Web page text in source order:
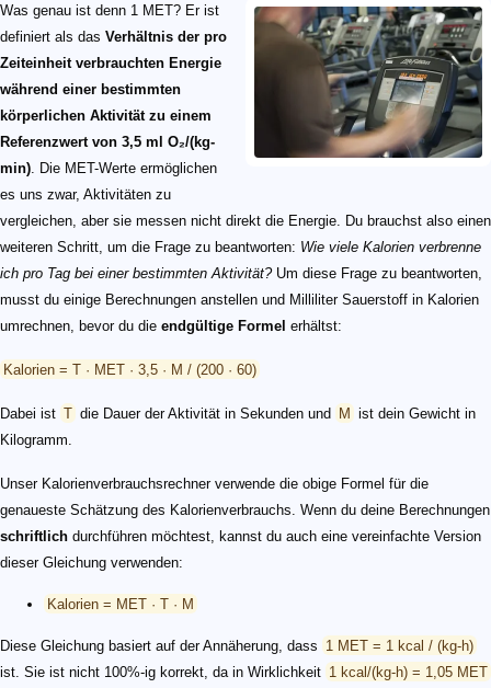
Was genau ist denn 1 MET? Er ist
definiert als das Verhältnis der pro
Zeiteinheit verbrauchten Energie
während einer bestimmten
körperlichen Aktivität zu einem
Referenzwert von 3,5 ml O₂/(kg-
min) . Die MET-Werte ermöglichen
es uns zwar, Aktivitäten zu
vergleichen, aber sie messen nicht direkt die Energie. Du brauchst also einen
weiteren Schritt, um die Frage zu beantworten: Wie viele Kalorien verbrenne
ich pro Tag bei einer bestimmten Aktivität?Um diese Frage zu beantworten,
musst du einige Berechnungen anstellen und Milliliter Sauerstoff in Kalorien
umrechnen, bevor du die endgültige Formel erhältst:
Kalorien = T · MET · 3,5 · M / (200 · 60)
Dabei ist T die Dauer der Aktivität in Sekunden und M ist dein Gewicht in
Kilogramm.
Unser Kalorienverbrauchsrechner verwende die obige Formel für die
genaueste Schätzung des Kalorienverbrauchs. Wenn du deine Berechnungen
schriftlich durchführen möchtest, kannst du auch eine vereinfachte Version
dieser Gleichung verwenden:
Kalorien = MET · T · M
Diese Gleichung basiert auf der Annäherung, dass 1 MET = 1 kcal / (kg-h)
ist. Sie ist nicht 100%-ig korrekt, da in Wirklichkeit 1 kcal/(kg-h) = 1,05 MET